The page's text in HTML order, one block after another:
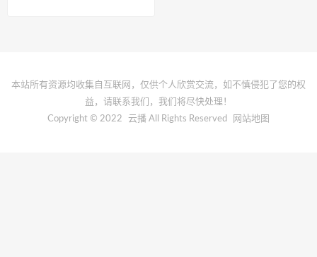
本站所有资源均收集自互联网，仅供个人欣赏交流，如不慎侵犯了您的权
益，请联系我们，我们将尽快处理！
Copyright © 2022
云播 All Rights Reserved 网站地图